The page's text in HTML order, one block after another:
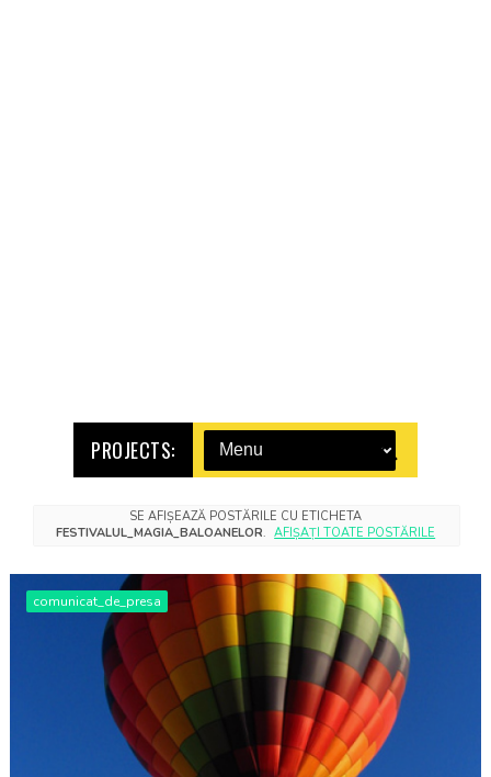
PROJECTS:
SE AFIȘEAZĂ POSTĂRILE CU ETICHETA
FESTIVALUL_MAGIA_BALOANELOR. AFIȘAȚI TOATE POSTĂRILE
comunicat_de_presa